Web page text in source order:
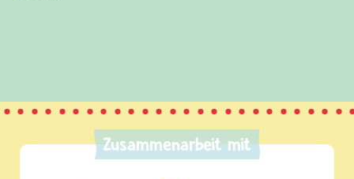
Zusammenarbeit mit